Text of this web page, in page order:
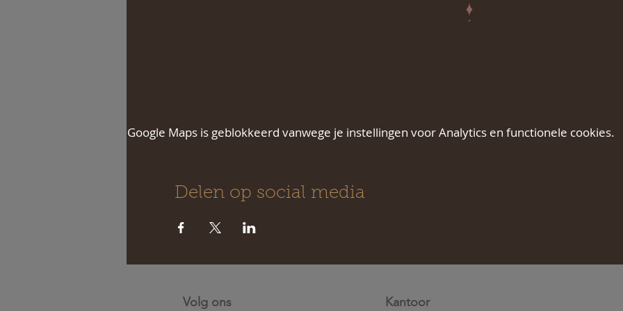
Google Maps is geblokkeerd vanwege je instellingen voor Analytics en functionele cookies.
Delen op social media
Volg ons Kantoor